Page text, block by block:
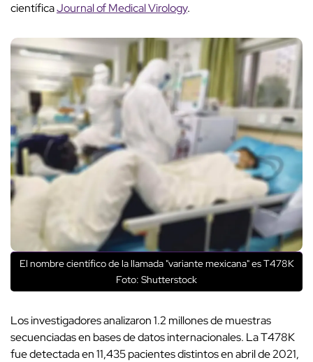
científicaJournal of Medical Virology.
El nombre científico de la llamada "variante mexicana" es T478K
Foto: Shutterstock
Los investigadores analizaron 1.2 millones de muestras
secuenciadas en bases de datos internacionales. La T478K
fue detectada en 11,435 pacientes distintos en abril de 2021,